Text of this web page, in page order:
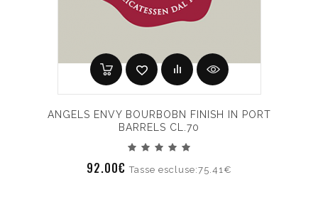
ANGELS ENVY BOURBOBN FINISH IN PORT
BARRELS CL.70
92.00€Tasse escluse:75.41€